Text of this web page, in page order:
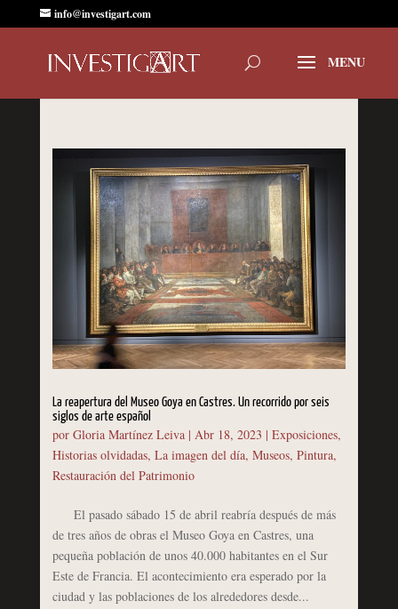
info@investigart.com
La reapertura del Museo Goya en Castres. Un recorrido por seis
siglos de arte español
por Gloria Martínez Leiva| Abr 18, 2023 | Exposiciones,
Historias olvidadas, La imagen del día, Museos, Pintura,
Restauración del Patrimonio
El pasado sábado 15 de abril reabría después de más
de tres años de obras el Museo Goya en Castres, una
pequeña población de unos 40.000 habitantes en el Sur
Este de Francia. El acontecimiento era esperado por la
ciudad y las poblaciones de los alrededores desde...